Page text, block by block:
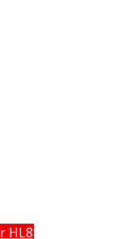
HL8